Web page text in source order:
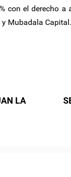
con el derecho a
y Mubadala Capital.
LA